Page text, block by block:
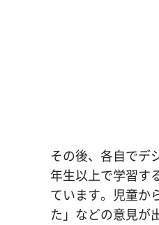
その後、各自でデ
年生以上で学習す
ています。児童か
た」などの意見が